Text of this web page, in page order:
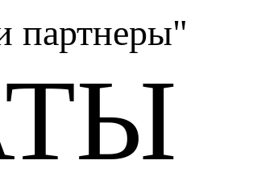
партнеры"